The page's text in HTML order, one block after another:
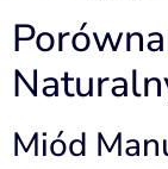
Miód